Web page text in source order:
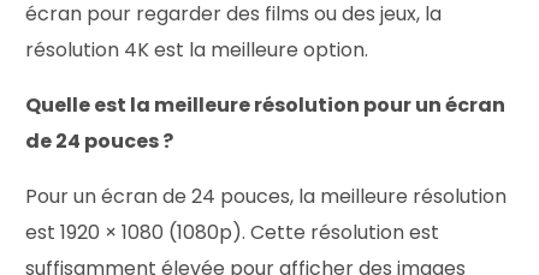
écran pour regarder des films ou des jeux, la
résolution 4K est la meilleure option.
Quelle est la meilleure résolution pour un écran
de 24 pouces ?
Pour un écran de 24 pouces, la meilleure résolution
est 1920 × 1080 (1080p). Cette résolution est
suffisamment élevée pour afficher des images